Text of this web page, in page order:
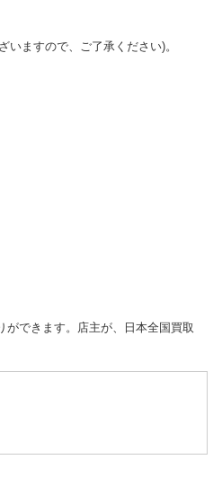
ますので、ご了承ください)。
できます。店主が、日本全国買取